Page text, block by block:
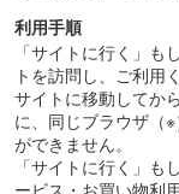
利用手順
「サイトに行く」
トを訪問し、ご利用
サイトに移動してか
に、同じブラウザ（
ができません。
「サイトに行く」